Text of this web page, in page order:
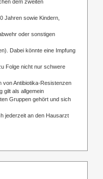
dem zweiten
Jahren sowie Kindern,
oder sonstigen
Dabei könnte eine Impfung
Folge nicht nur schwere
von Antibiotika-Resistenzen
gilt als allgemein
Gruppen gehört und sich
jederzeit an den Hausarzt